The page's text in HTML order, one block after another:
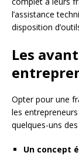
l’assistance
disposition
Les
Opter pour une
les
quelques-uns
Un concept